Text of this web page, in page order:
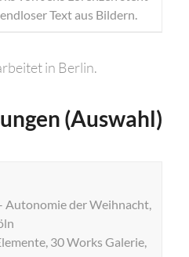
Text aus Bildern.
in Berlin.
(Auswahl)
Autonomie der Weihnacht,
30 Works Galerie,